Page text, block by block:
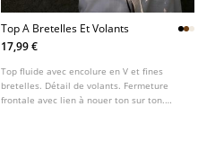
Top A Bretelles Et Volants
17,99 €
Top fluide avec encolure en V et fines
bretelles. Détail de volants. Fermeture
frontale avec lien à nouer ton sur ton.